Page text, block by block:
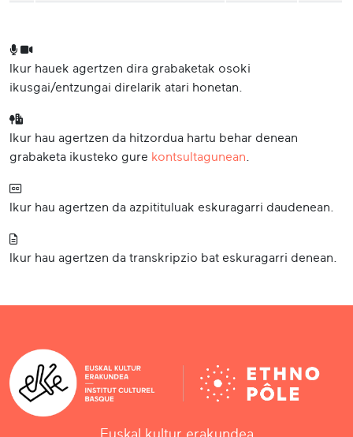
Ikur hauek agertzen dira grabaketak osoki
ikusgai/entzungai direlarik atari honetan.
Ikur hau agertzen da hitzordua hartu behar denean
grabaketa ikusteko gure kontsultagunean
Ikur hau agertzen da azpitituluak eskuragarri daudenean.
Ikur hau agertzen da transkripzio bat eskuragarri denean.
Euskal kultur erakundea